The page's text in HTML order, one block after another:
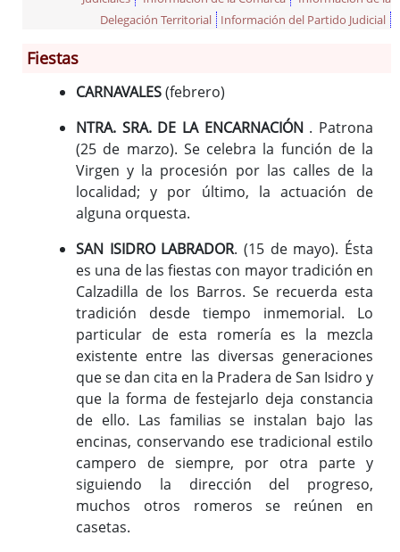
Información General
Historia
Monumentos
Gastronomía
Turismo
Población
Corporación
Correo-e gratis
Radio en Internet
Códigos para FACe
Delegación Territorial
Información del Partido Judicial
Fiestas
CARNAVALES(febrero)
NTRA. SRA. DE LA ENCARNACIÓN. Patrona
(25 de marzo). Se celebra la función de la
Virgen y la procesión por las calles de la
localidad; y por último, la actuación de
alguna orquesta.
SAN ISIDRO LABRADOR. (15 de mayo). Ésta
es una de las fiestas con mayor tradición en
Calzadilla de los Barros. Se recuerda esta
tradición desde tiempo inmemorial. Lo
particular de esta romería es la mezcla
existente entre las diversas generaciones
que se dan cita en la Pradera de San Isidro y
que la forma de festejarlo deja constancia
de ello. Las familias se instalan bajo las
encinas, conservando ese tradicional estilo
campero de siempre, por otra parte y
siguiendo la dirección del progreso,
muchos otros romeros se reúnen en
casetas.